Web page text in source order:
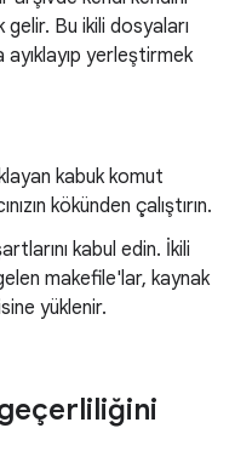
Bu ikili dosyaları
ayıklayıp yerleştirmek
kabuk komut
kökünden çalıştırın.
kabul edin. İkili
makefile'lar, kaynak
yüklenir.